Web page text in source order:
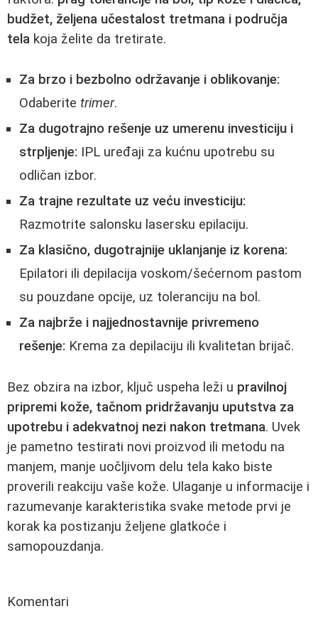
budžet, željena učestalost tretmana i područja
tela koja želite da tretirate.
Za brzo i bezbolno održavanje i oblikovanje:
Odaberite trimer.
Za dugotrajno rešenje uz umerenu investiciju i
strpljenje: IPL uređaji za kućnu upotrebu su
odličan izbor.
Za trajne rezultate uz veću investiciju:
Razmotrite salonsku lasersku epilaciju.
Za klasično, dugotrajnije uklanjanje iz korena:
Epilatori ili depilacija voskom/šećernom pastom
su pouzdane opcije, uz toleranciju na bol.
Za najbrže i najjednostavnije privremeno
rešenje: Krema za depilaciju ili kvalitetan brijač.
Bez obzira na izbor, ključ uspeha leži u pravilnoj
pripremi kože, tačnom pridržavanju uputstva za
upotrebu i adekvatnoj nezi nakon tretmana. Uvek
je pametno testirati novi proizvod ili metodu na
manjem, manje uočljivom delu tela kako biste
proverili reakciju vaše kože. Ulaganje u informacije i
razumevanje karakteristika svake metode prvi je
korak ka postizanju željene glatkoće i
samopouzdanja.
Komentari